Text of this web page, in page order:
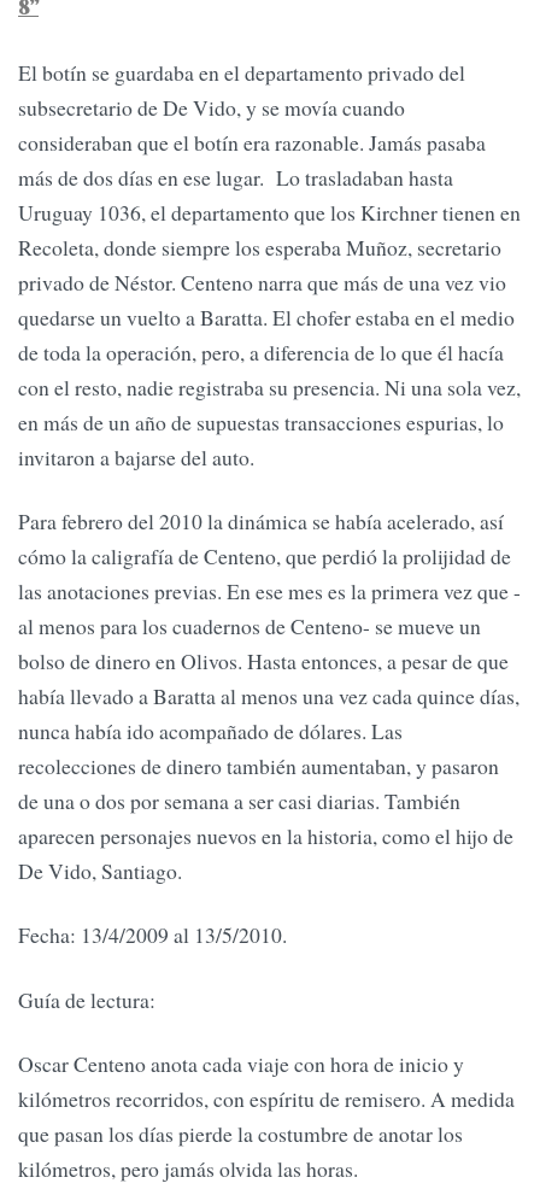
8”
El botín se guardaba en el departamento privado del
subsecretario de De Vido, y se movía cuando
consideraban que el botín era razonable. Jamás pasaba
más de dos días en ese lugar. Lo trasladaban hasta
Uruguay 1036, el departamento que los Kirchner tienen en
Recoleta, donde siempre los esperaba Muñoz, secretario
privado de Néstor. Centeno narra que más de una vez vio
quedarse un vuelto a Baratta. El chofer estaba en el medio
de toda la operación, pero, a diferencia de lo que él hacía
con el resto, nadie registraba su presencia. Ni una sola vez,
en más de un año de supuestas transacciones espurias, lo
invitaron a bajarse del auto.
Para febrero del 2010 la dinámica se había acelerado, así
cómo la caligrafía de Centeno, que perdió la prolijidad de
las anotaciones previas. En ese mes es la primera vez que -
al menos para los cuadernos de Centeno- se mueve un
bolso de dinero en Olivos. Hasta entonces, a pesar de que
había llevado a Baratta al menos una vez cada quince días,
nunca había ido acompañado de dólares. Las
recolecciones de dinero también aumentaban, y pasaron
de una o dos por semana a ser casi diarias. También
aparecen personajes nuevos en la historia, como el hijo de
De Vido, Santiago.
Fecha: 13/4/2009 al 13/5/2010.
Guía de lectura:
Oscar Centeno anota cada viaje con hora de inicio y
kilómetros recorridos, con espíritu de remisero. A medida
que pasan los días pierde la costumbre de anotar los
kilómetros, pero jamás olvida las horas.